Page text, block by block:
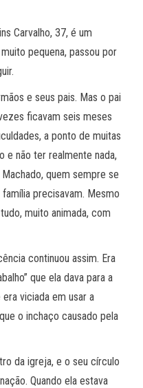
Carvalho, 37, é um
pequena, passou por
e seus pais. Mas o pai
ficavam seis meses
a ponto de muitas
e não ter realmente nada,
quem sempre se
precisavam. Mesmo
muito animada, com
continuou assim. Era
que ela dava para a
viciada em usar a
o inchaço causado pela
da igreja, e o seu círculo
Quando ela estava